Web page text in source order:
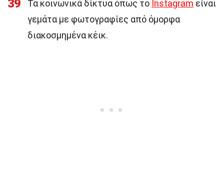
39 Τα κοινωνικά δίκτυα όπως το Instagram είναι
γεμάτα με φωτογραφίες από όμορφα
διακοσμημένα κέικ.